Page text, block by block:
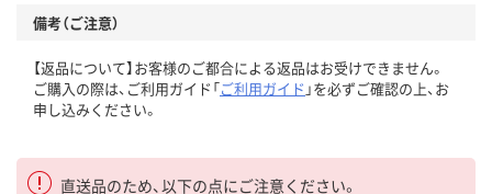
備考（ご注意）
【返品について】お客様のご都合による返品はお受けできません。
ご購入の際は、ご利用ガイド「ご利用ガイド 」を必ずご確認の上、お
申し込みください。
直送品のため、以下の点にご注意ください。